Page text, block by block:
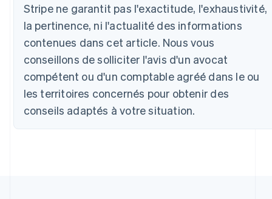
Stripe ne garantit pas l'exactitude, l'exhaustivité,
la pertinence, ni l'actualité des informations
contenues dans cet article. Nous vous
conseillons de solliciter l'avis d'un avocat
compétent ou d'un comptable agréé dans le ou
les territoires concernés pour obtenir des
conseils adaptés à votre situation.
Belgique
NederlandsFrançaisDeutschEnglish
Brésil
Português English
Bulgarie
English
Canada
English Français
Chine continentale